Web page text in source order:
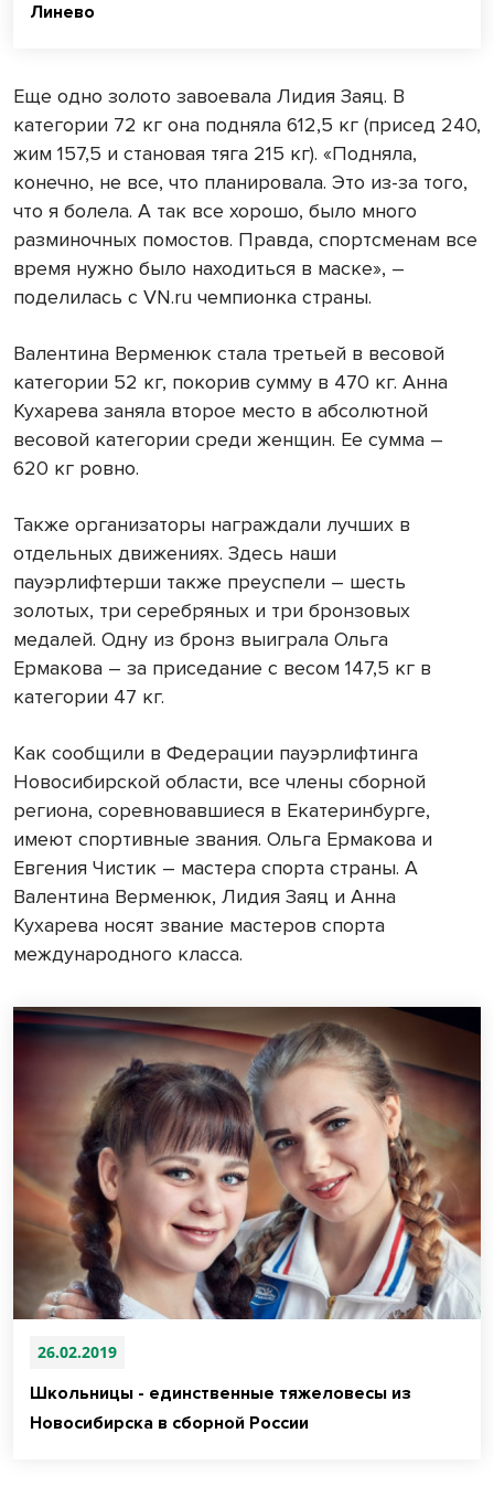
Линево
Еще одно золото завоевала Лидия Заяц. В
категории 72 кг она подняла 612,5 кг (присед 240,
жим 157,5 и становая тяга 215 кг). «Подняла,
конечно, не все, что планировала. Это из-за того,
что я болела. А так все хорошо, было много
разминочных помостов. Правда, спортсменам все
время нужно было находиться в маске», –
поделилась с VN.ru чемпионка страны.
Валентина Верменюк стала третьей в весовой
категории 52 кг, покорив сумму в 470 кг. Анна
Кухарева заняла второе место в абсолютной
весовой категории среди женщин. Ее сумма –
620 кг ровно.
Также организаторы награждали лучших в
отдельных движениях. Здесь наши
пауэрлифтерши также преуспели – шесть
золотых, три серебряных и три бронзовых
медалей. Одну из бронз выиграла Ольга
Ермакова – за приседание с весом 147,5 кг в
категории 47 кг.
Как сообщили в Федерации пауэрлифтинга
Новосибирской области, все члены сборной
региона, соревновавшиеся в Екатеринбурге,
имеют спортивные звания. Ольга Ермакова и
Евгения Чистик – мастера спорта страны. А
Валентина Верменюк, Лидия Заяц и Анна
Кухарева носят звание мастеров спорта
международного класса.
26.02.2019
Школьницы - единственные тяжеловесы из
Новосибирска в сборной России